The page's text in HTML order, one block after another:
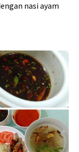
nasi ayam